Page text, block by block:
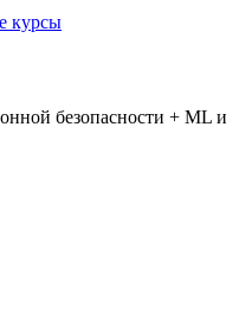
курсы
безопасности + ML и